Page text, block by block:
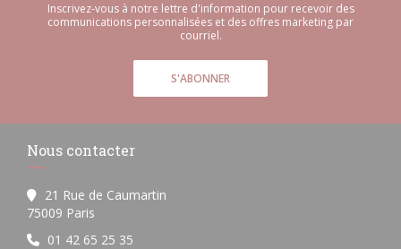
Inscrivez-vous à notre lettre d'information pour recevoir des
communications personnalisées et des offres marketing par
courriel.
S'ABONNER
Nous contacter
21 Rue de Caumartin
75009 Paris
01 42 65 25 35